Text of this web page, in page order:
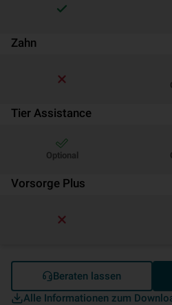
Zahn
Tier Assistance
Optional
Vorsorge Plus
Alle Informationen zum
Beraten lassen